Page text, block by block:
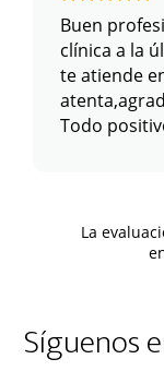
Buen
clínica a la
te atiende
Todo
La
Síguenos